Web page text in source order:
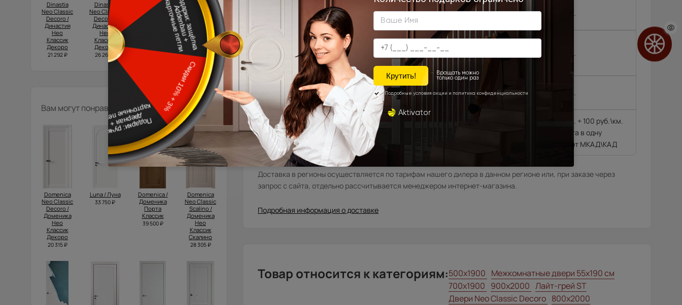
Dinastia
Neo Classic
Decoro /
Династия
Нео
Классик
Декоро
21 292 ₽
Dinastia
Neo Classic
Decoro /
Династия
Нео
Классик
Декоро
26 265 ₽
Domenica
Neo Classic
Decoro /
Imperia-R
Neo Classic
Decoro /
Империя-Р
Классик
Декоро
21 292 ₽
Вам могут понравиться
Domenica
Neo Classic
Decoro /
Доменика
Нео
Классик
Декоро
20 315 ₽
Luna / Луна
33 750 ₽
Domenica /
Доменика
Порта
Классик
39 500 ₽
Domenica
Neo Classic
Scalino /
Доменика
Нео
Классик
Скалино
28 305 ₽
Фрязино, Щёлково, Чкаловская, Биокомбинат, Новый городок и др. (15 км
2 500 руб.
Мытищи, Пушкино, Красноармейск, Балашиха, Ногинск, Черноголовка,
Фряново, Электросталь, Ивантеевка, Королёв, Монино,
Лосинопетровский и др. (от 20 до 45 км. от склада).
4 500 руб.
Москва\Санкт-Петербург и города, расположенные в районе МКАД\КАД
до 10 км. в область.
4 500 руб.
Города Московской\Ленинградской области, располагающиеся далее 10
км. от МКАД (кроме Щёлковского шоссе)\КАД
4 500 руб. + 100 руб.\км.
из расчёта в одну
сторону от МКАД\КАД
Доставка в регионы осуществляется по тарифам нашего дилера в данном регионе или, при заказе через
запрос с сайта, отдельно рассчитывается менеджером интернет-магазина.
Подробная информация о доставке
Товар относится к категориям:500x1900 Межкомнатные двери 55х190 см
700x1900 900x2000 Лайт-грей ST
Двери Neo Classic Decoro 800x2000